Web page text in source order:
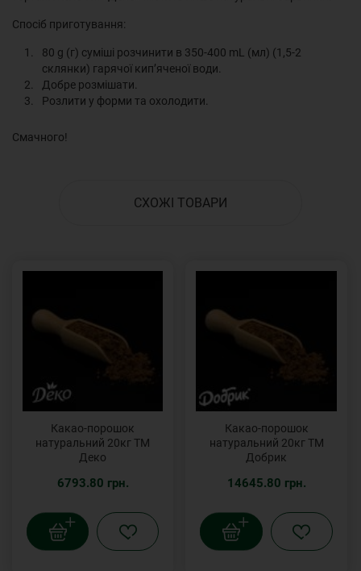
Спосіб приготування:
80 g (г) суміші розчинити в 350-400 mL (мл) (1,5-2
склянки) гарячої кип’яченої води.
Добре розмішати.
Розлити у форми та охолодити.
Смачного!
СХОЖІ ТОВАРИ
Какао-порошок
натуральний 20кг ТМ
Деко
6793.80 грн.
Какао-порошок
натуральний 20кг ТМ
Добрик
14645.80 грн.